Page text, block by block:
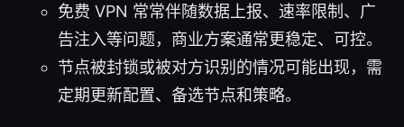
免费 VPN 常常伴随数据上报、速率限制、广
告注入等问题，商业方案通常更稳定、可控。
节点被封锁或被对方识别的情况可能出现，需
定期更新配置、备选节点和策略。